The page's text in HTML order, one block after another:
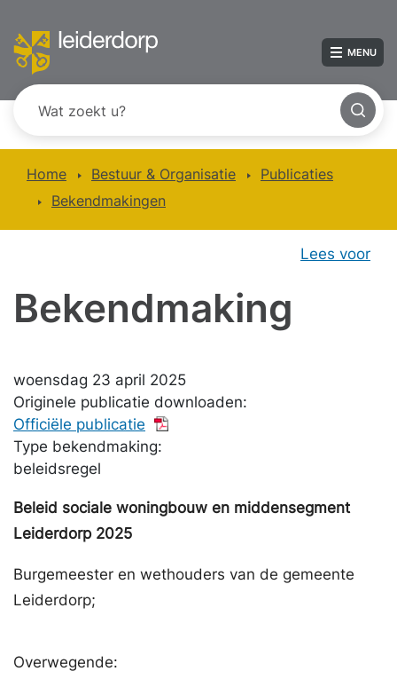
MENU
Home Bestuur & Organisatie
Publicaties
Bekendmakingen
Lees voor
Bekendmaking
woensdag 23 april 2025
Originele publicatie downloaden:
Officiële publicatie
Type bekendmaking:
beleidsregel
Beleid sociale woningbouw en middensegment
Leiderdorp 2025
Burgemeester en wethouders van de gemeente
Leiderdorp;
Overwegende: